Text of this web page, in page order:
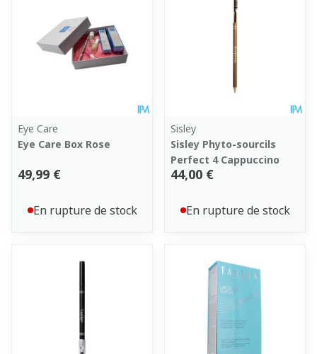
Eye Care
Eye Care Box Rose
49,99 €
En rupture de stock
Sisley
Sisley Phyto-sourcils
Perfect 4 Cappuccino
44,00 €
En rupture de stock